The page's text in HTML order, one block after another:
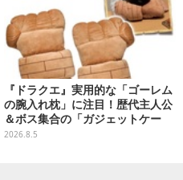
『ドラクエ』実用的な「ゴーレム
の腕入れ枕」に注目！歴代主人公
＆ボス集合の「ガジェットケー
ス」ほか9プライズが8月順次展開
2026.8.5